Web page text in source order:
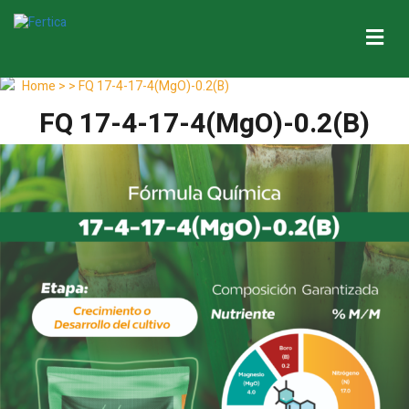
Home > > FQ 17-4-17-4(MgO)-0.2(B)
FQ 17-4-17-4(MgO)-0.2(B)